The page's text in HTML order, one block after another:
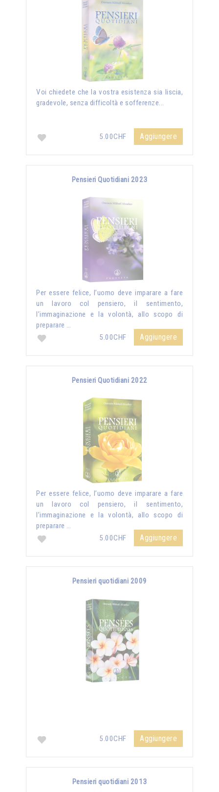
Voi chiedete che la vostra esistenza sia liscia,
gradevole, senza difficoltà e sofferenze...
5.00CHF Aggiungere
Pensieri Quotidiani 2023
Per essere felice, l’uomo deve imparare a fare
un lavoro col pensiero, il sentimento,
l’immaginazione e la volontà, allo scopo di
preparare …
5.00CHF
Aggiungere
Pensieri Quotidiani 2022
Per essere felice, l’uomo deve imparare a fare
un lavoro col pensiero, il sentimento,
l’immaginazione e la volontà, allo scopo di
preparare …
5.00CHF
Aggiungere
Pensieri quotidiani 2009
5.00CHF Aggiungere
Pensieri quotidiani 2013